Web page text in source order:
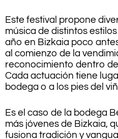
Este festival propone
música de distintos
año en Bizkaia poco
al comienzo de la
reconocimiento dentro
Cada actuación tiene
bodega o a los pies del
Es el caso de la bodega
más jóvenes de Bizkaia,
fusiona tradición y